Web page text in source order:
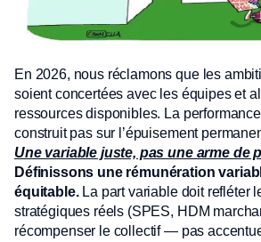
En 2026, nous réclamons que les
soient concertées avec les équipes et
ressources disponibles. La
construit pas sur l’épuisement
Une variable juste, pas une arme de
Définissons une rémunération
équitable.La part variable doit refléter
stratégiques réels (SPES, HDM
récompenser le collectif — pas